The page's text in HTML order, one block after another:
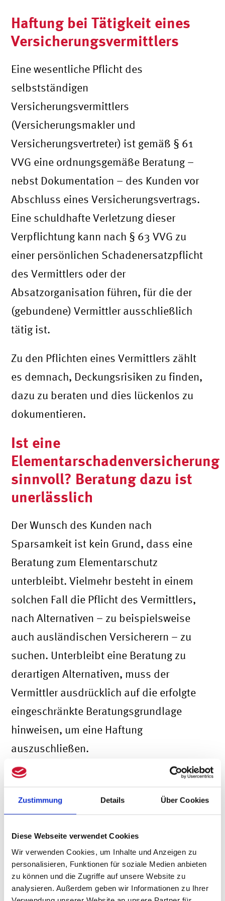
Zustimmung Details Über Cookies
Diese Webseite verwendet Cookies
Wir verwenden Cookies, um Inhalte und Anzeigen zu
personalisieren, Funktionen für soziale Medien anbieten
zu können und die Zugriffe auf unsere Website zu
analysieren. Außerdem geben wir Informationen zu Ihrer
Haftung bei Tätigkeit eines
Versicherungsvermittlers
Eine wesentliche Pflicht des
selbstständigen
Versicherungsvermittlers
(Versicherungsmakler und
Versicherungsvertreter) ist gemäß § 61
VVG eine ordnungsgemäße Beratung –
nebst Dokumentation – des Kunden vor
Abschluss eines Versicherungsvertrags.
Eine schuldhafte Verletzung dieser
Verpflichtung kann nach § 63 VVG zu
einer persönlichen Schadenersatzpflicht
des Vermittlers oder der
Absatzorganisation führen, für die der
(gebundene) Vermittler ausschließlich
tätig ist.
Zu den Pflichten eines Vermittlers zählt
es demnach, Deckungsrisiken zu finden,
dazu zu beraten und dies lückenlos zu
dokumentieren.
Ist eine
Elementarschadenversicherung
sinnvoll? Beratung dazu ist
unerlässlich
Der Wunsch des Kunden nach
Sparsamkeit ist kein Grund, dass eine
Beratung zum Elementarschutz
unterbleibt. Vielmehr besteht in einem
solchen Fall die Pflicht des Vermittlers,
nach Alternativen – zu beispielsweise
auch ausländischen Versicherern – zu
suchen. Unterbleibt eine Beratung zu
derartigen Alternativen, muss der
Vermittler ausdrücklich auf die erfolgte
eingeschränkte Beratungsgrundlage
hinweisen, um eine Haftung
auszuschließen.
Zudem schließt die fehlende
Versicherbarkeit eines Objekts eine
Haftung nicht von vornherein aus. Der
Schaden des Kunden liegt in einem
solchen Fall darin, dass dieser nicht
weiter in die Immobilie investiert hätte
oder diese sogar verkauft hätte. Auch hat